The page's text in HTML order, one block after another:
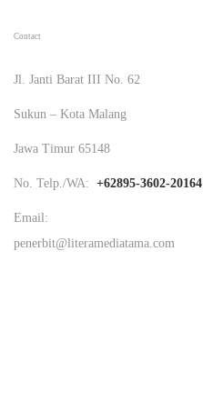
Contact
Jl. Janti Barat III No. 62
Sukun – Kota Malang
Jawa Timur 65148
No. Telp./WA: +62895-3602-20164
Email:
penerbit@literamediatama.com